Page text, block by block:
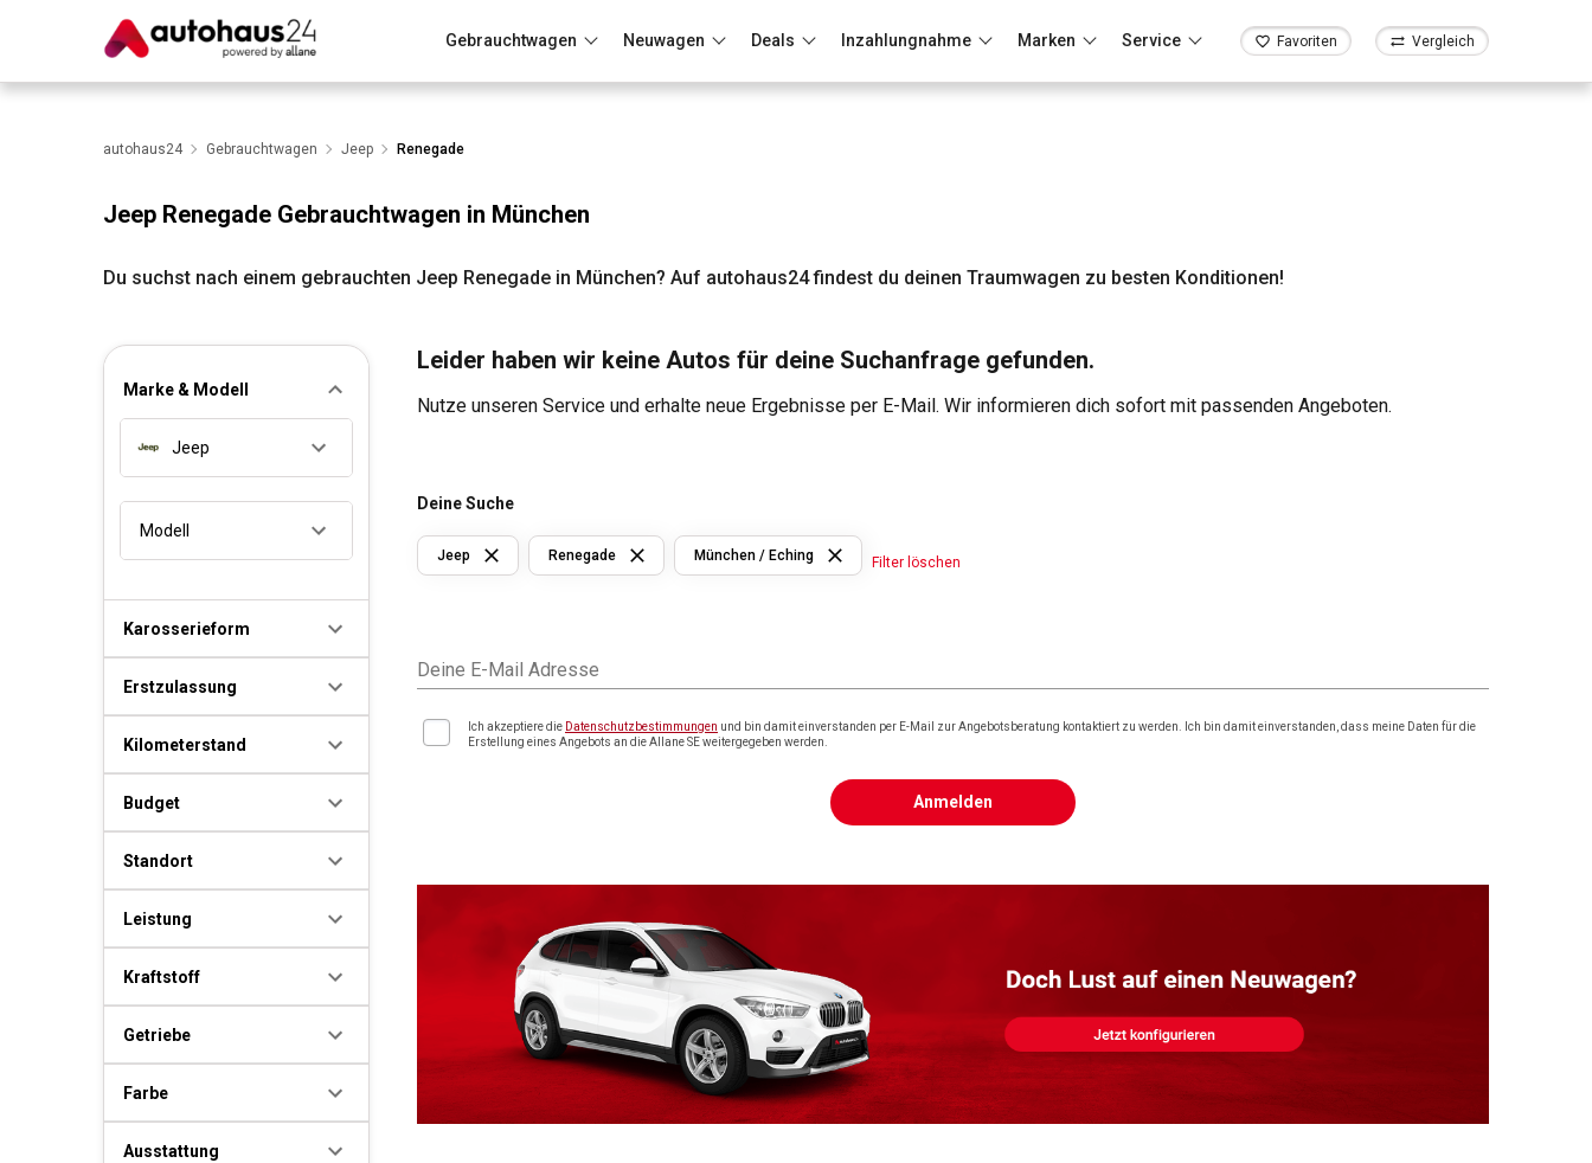
Gebrauchtwagen Neuwagen Deals Inzahlungnahme Marken Service Favoriten Vergleich
Wir bewerten dein AutoRund um die Inzahlungnahme
autohaus24 Gebrauchtwagen Jeep Renegade
Jeep Renegade Gebrauchtwagen in München
Du suchst nach einem gebrauchten Jeep Renegade in München? Auf autohaus24 findest du deinen Traumwagen zu besten Konditionen!
Marke & Modell
Jeep
Modell
Karosserieform
Erstzulassung
Kilometerstand
Budget
Standort
Leistung
Kraftstoff
Getriebe
Farbe
Ausstattung
Leider haben wir keine Autos für deine Suchanfrage gefunden.
Nutze unseren Service und erhalte neue Ergebnisse per E-Mail. Wir informieren dich sofort mit passenden Angeboten.
Deine Suche
Jeep Renegade München / Eching Filter löschen
Deine E-Mail Adresse
Ich akzeptiere die Datenschutzbestimmungen und bin damit einverstanden per E-Mail zur Angebotsberatung kontaktiert zu werden. Ich bin damit einverstanden, dass meine Daten für die
Erstellung eines Angebots an die Allane SE weitergegeben werden.
Anmelden